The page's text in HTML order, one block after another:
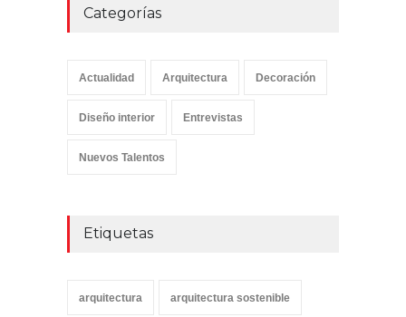
Categorías
Actualidad Arquitectura Decoración
Diseño interior Entrevistas
Nuevos Talentos
Etiquetas
arquitectura arquitectura sostenible